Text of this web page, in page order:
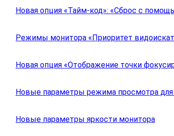
Новая опция «Тайм-код»: «Сброс с
Режимы монитора «Приоритет
Новая опция «Отображение точки
Новые параметры режима просмотра
Новые параметры яркости монитора